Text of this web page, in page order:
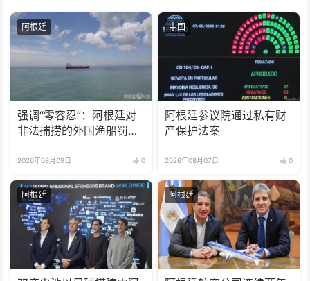
阿根廷
强调“零容忍”：阿根廷对
非法捕捞的外国渔船罚款
2026年08月09日 0
中国
阿根廷参议院通过私有财
产保护法案
2026年08月07日 0
阿根廷 阿根廷